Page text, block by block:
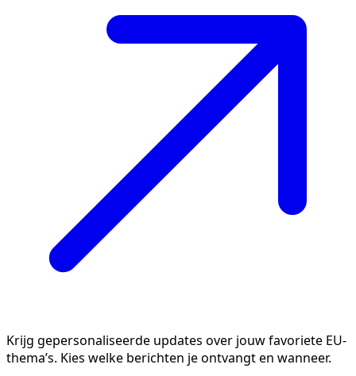
Krijg gepersonaliseerde updates over jouw favoriete EU-
thema’s. Kies welke berichten je ontvangt en wanneer.